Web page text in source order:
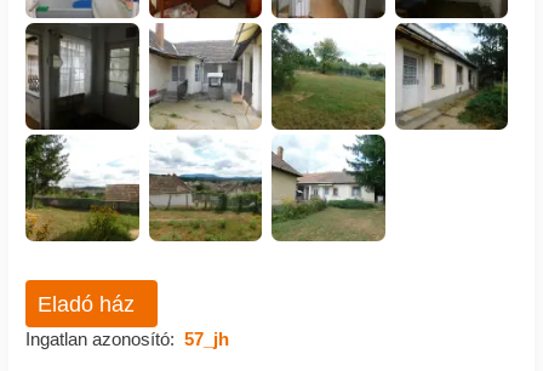
Eladó ház
Ingatlan azonosító: 57_jh